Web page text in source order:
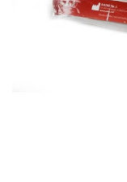
SUPERIOR
ORTEZE PENTRU
SUSTINATORI
PLASTURI
PRODUSE
STETOSCOAPE